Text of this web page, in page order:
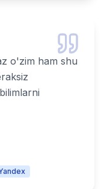
o'zim ham shu